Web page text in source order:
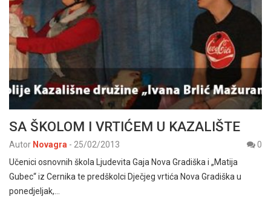
SA ŠKOLOM I VRTIĆEM U KAZALIŠTE
Autor Novagra - 25/02/2013
0
Učenici osnovnih škola Ljudevita Gaja Nova Gradiška i „Matija
Gubec“ iz Cernika te predškolci Dječjeg vrtića Nova Gradiška u
ponedjeljak,…